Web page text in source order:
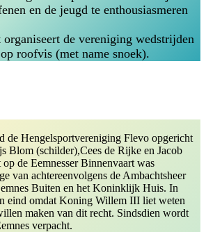
en de jeugd te enthousiasmeren
de vereniging wedstrijden
roofvis (met name snoek).
de Hengelsportvereniging Flevo opgericht
Blom (schilder),Cees de Rijke en Jacob
de Eemnesser Binnenvaart was
van achtereenvolgens de Ambachtsheer
Buiten en het Koninklijk Huis. In
eind omdat Koning Willem III liet weten
maken van dit recht. Sindsdien wordt
verpacht.